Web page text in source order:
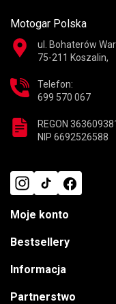
Motogar Polska
ul. Bohaterów
75-211 Koszalin,
Telefon:
699 570 067
REGON
NIP 6692526588
Moje konto
Bestsellery
Informacja
Partnerstwo